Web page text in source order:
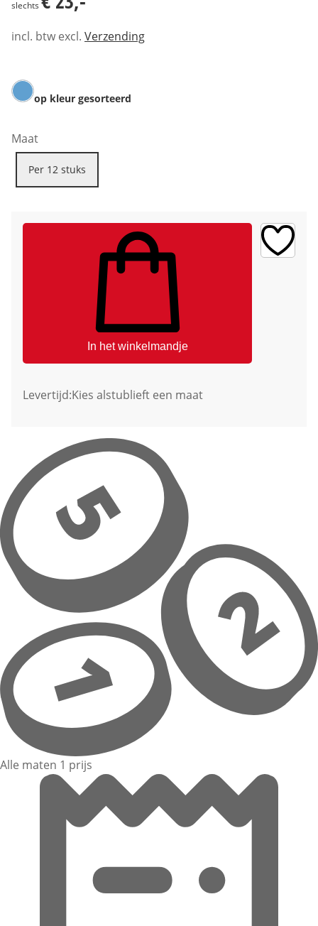
slechts
incl. btw excl. Verzending
op kleur gesorteerd
Maat
Per 12 stuks
In het winkelmandje
Levertijd:Kies alstublieft een maat
Alle maten 1 prijs